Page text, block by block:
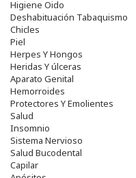
Higiene Oido
Deshabituación Tabaquismo
Chicles
Piel
Herpes Y Hongos
Heridas Y úlceras
Aparato Genital
Hemorroides
Protectores Y Emolientes
Salud
Insomnio
Sistema Nervioso
Salud Bucodental
Capilar